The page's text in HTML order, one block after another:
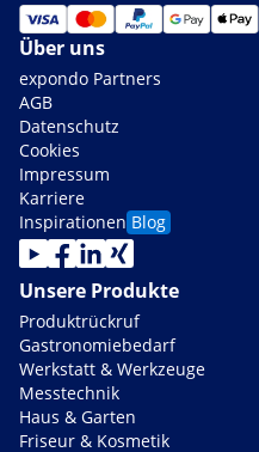
Über uns
expondo Partners
AGB
Datenschutz
Cookies
Impressum
Karriere
Inspirationen Blog
Unsere Produkte
Produktrückruf
Gastronomiebedarf
Werkstatt & Werkzeuge
Messtechnik
Haus & Garten
Friseur & Kosmetik